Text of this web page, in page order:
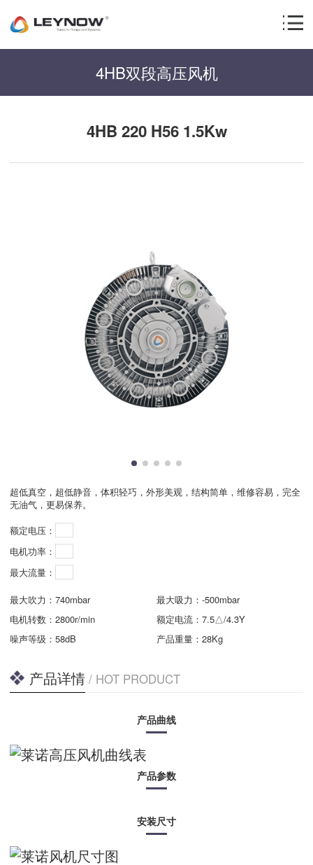
4HB双段高压风机
4HB 220 H56 1.5Kw
超低真空，超低静音，体积轻巧，外形美观，结构简单，维修容易，完全
无油气，更易保养。
额定电压：
电机功率：
最大流量：
最大吹力： 740mbar 最大吸力： -500mbar
电机转数： 2800r/min 额定电流： 7.5△/4.3Y
噪声等级： 58dB 产品重量： 28Kg
产品详情 / HOT PRODUCT
产品曲线
产品参数
安装尺寸